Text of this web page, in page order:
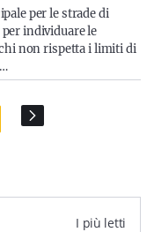
per le strade di
individuare le
non rispetta i limiti di
I più letti